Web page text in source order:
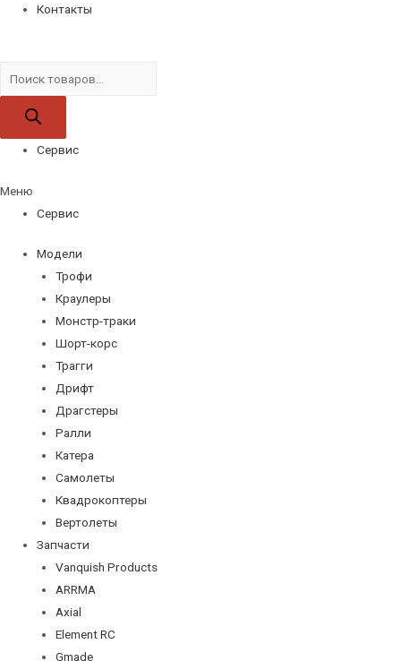
Контакты
товаров
Сервис
Меню
Сервис
Модели
Трофи
Краулеры
Монстр-траки
Шорт-корс
Трагги
Дрифт
Драгстеры
Ралли
Катера
Самолеты
Квадрокоптеры
Вертолеты
Запчасти
Vanquish Products
ARRMA
Axial
Element RC
Gmade